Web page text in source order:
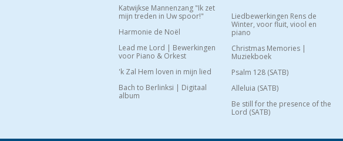
Katwijkse Mannenzang "Ik zet
mijn treden in Uw spoor!"
Harmonie de Noël
Lead me Lord | Bewerkingen
voor Piano & Orkest
'k Zal Hem loven in mijn lied
Bach to Berlinksi | Digitaal
album
Liedbewerkingen Rens de
Winter, voor fluit, viool en
piano
Christmas Memories |
Muziekboek
Psalm 128 (SATB)
Alleluia (SATB)
Be still for the presence of the
Lord (SATB)